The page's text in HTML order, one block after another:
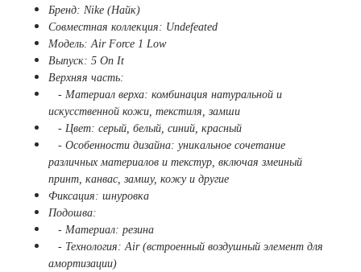
Бренд: Nike (Найк)
Совместная коллекция: Undefeated
Модель: Air Force 1 Low
Выпуск: 5 On It
Верхняя часть:
- Материал верха: комбинация натуральной и
искусственной кожи, текстиля, замши
- Цвет: серый, белый, синий, красный
- Особенности дизайна: уникальное сочетание
различных материалов и текстур, включая змеиный
принт, канвас, замшу, кожу и другие
Фиксация: шнуровка
Подошва:
- Материал: резина
- Технология: Air (встроенный воздушный элемент для
амортизации)